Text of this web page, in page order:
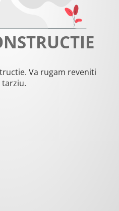
Va rugam reveniti
tarziu.